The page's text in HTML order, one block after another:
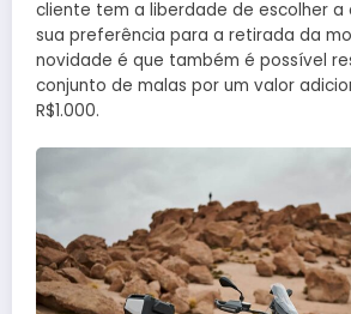
cliente tem a liberdade de escolher a
sua preferência para a retirada da
novidade é que também é possível
conjunto de malas por um valor
R$1.000.